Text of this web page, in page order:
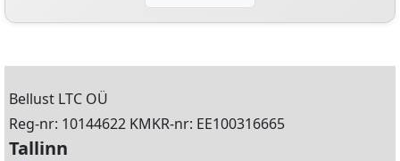
Bellust LTC OÜ
Reg-nr: 10144622 KMKR-nr: EE100316665
Tallinn